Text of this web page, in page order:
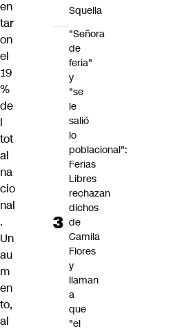
en
tar
on
el
19
%
de
l
tot
al
na
cio
nal
.
Un
au
m
en
to,
al
Squella
"Señora
de
feria"
y
"se
le
salió
lo
poblacional":
Ferias
Libres
rechazan
dichos
de
Camila
Flores
y
llaman
a
que
"el